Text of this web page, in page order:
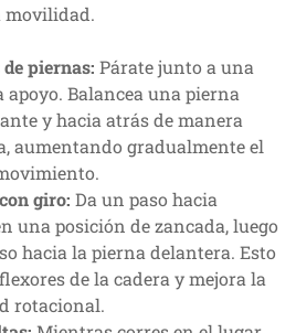
movilidad.
piernas: Párate junto a una
apoyo. Balancea una pierna
y hacia atrás de manera
aumentando gradualmente el
giro: Da un paso hacia
una posición de zancada, luego
hacia la pierna delantera. Esto
de la cadera y mejora la
rotacional.